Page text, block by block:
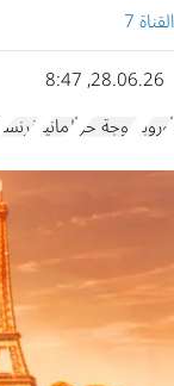
القناة 7
28.06.26, 8:47
أوروبا موجة حرألمانيافرنسا